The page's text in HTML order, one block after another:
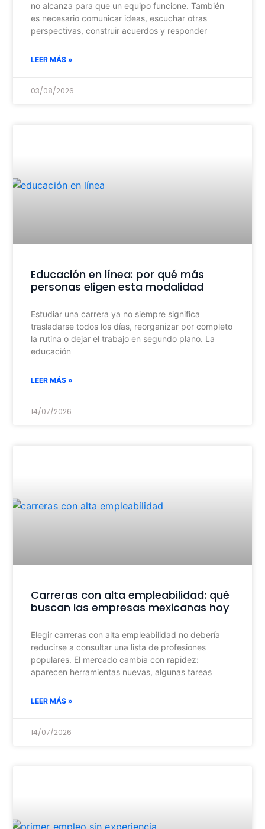
no alcanza para que un equipo funcione. También
es necesario comunicar ideas, escuchar otras
perspectivas, construir acuerdos y responder
LEER MÁS »
03/08/2026
Educación en línea: por qué más
personas eligen esta modalidad
Estudiar una carrera ya no siempre significa
trasladarse todos los días, reorganizar por completo
la rutina o dejar el trabajo en segundo plano. La
educación
LEER MÁS »
14/07/2026
Carreras con alta empleabilidad: qué
buscan las empresas mexicanas hoy
Elegir carreras con alta empleabilidad no debería
reducirse a consultar una lista de profesiones
populares. El mercado cambia con rapidez:
aparecen herramientas nuevas, algunas tareas
LEER MÁS »
14/07/2026